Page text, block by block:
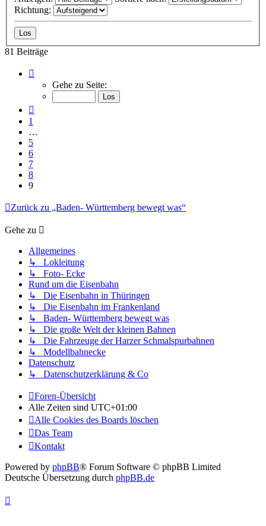
Richtung:
81 Beiträge
von
Gehe zu Seite:
1
…
5
6
7
8
9
Zurück zu „Baden- Württemberg bewegt was“
Gehe zu
Allgemeines
↳ Lokleitung
↳ Foto- Ecke
Rund um die Eisenbahn
↳ Die Eisenbahn in Thüringen
↳ Die Eisenbahn im Frankenland
↳ Baden- Württemberg bewegt was
↳ Die große Welt der kleinen Bahnen
↳ Die Fahrzeuge der Harzer Schmalspurbahnen
↳ Modellbahnecke
Datenschutz
↳ Datenschutzerklärung & Co
Foren-Übersicht
Alle Zeiten sind UTC+01:00
Alle Cookies des Boards löschen
Das Team
Kontakt
Powered by phpBB® Forum Software © phpBB Limited
Deutsche Übersetzung durch phpBB.de